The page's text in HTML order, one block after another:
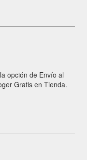
opción de Envío al
Gratis en Tienda.